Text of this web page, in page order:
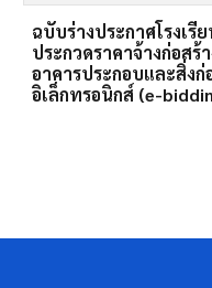
ฉบับร่างประกาศโรงเ
ประกวดราคาจ้างก่อส
อาคารประกอบและสิ่ง
อิเล็กทรอนิกส์ (e-